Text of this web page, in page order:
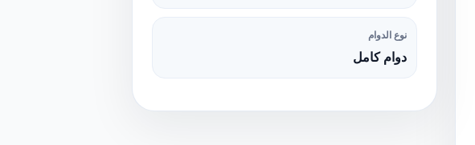
نوع الدوام
دوام كامل